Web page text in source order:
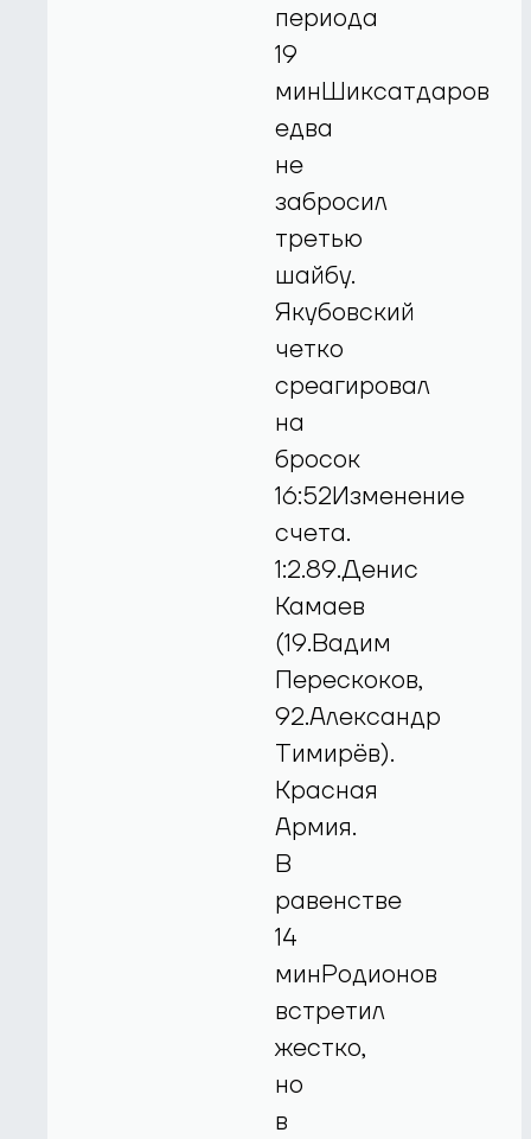
периода
19
минШиксатдаров
едва
не
забросил
третью
шайбу.
Якубовский
четко
среагировал
на
бросок
16:52Изменение
счета.
1:2.89.Денис
Камаев
(19.Вадим
Перескоков,
92.Александр
Тимирёв).
Красная
Армия.
В
равенстве
14
минРодионов
встретил
жестко,
но
в